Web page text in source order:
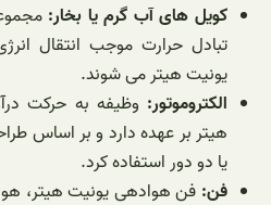
کویل های آب گرم یا بخار:
تبادل حرارت موجب انتقال
یونیت هیتر می شوند.
الکتروموتور: وظیفه به حرکت
هیتر بر عهده دارد و بر اساس
یا دو دور استفاده کرد.
فن: فن هوادهی یونیت هیتر،